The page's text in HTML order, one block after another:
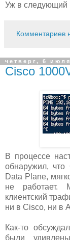
Уж в следующий
Комментариев
четверг, 6
Cisco
В процессе
обнаружил, что
Data Plane,
не работает.
клиентский
ни в Cisco, ни в
Как-то
были